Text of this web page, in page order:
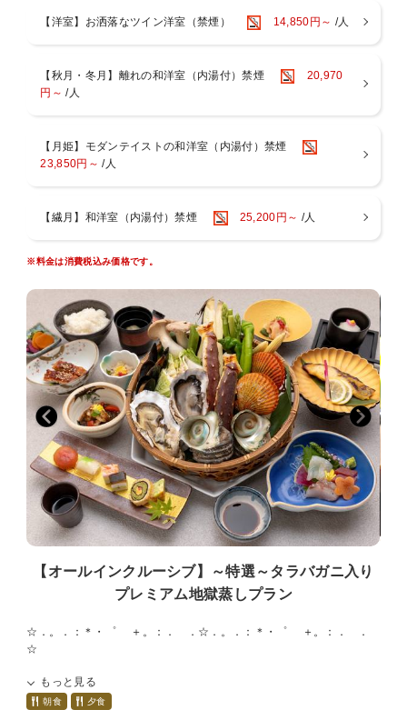
〇お食事は、お食事処個室でのお召し上がりとなります。
す。
〇お子様のお食事について
除いたミニ会席をご用意しております。
会席料理が苦手な小学生のお子様は、前日までにご連絡いただけれ
「食事あり」でご予約の幼児のお子様（未就学児）には、お子様ラ
・１階には男女別大浴場と露天風呂がございます。ご滞在中はいつ
でも入浴ＯＫ
・５つの貸切家族風呂をご利用いただけます！ご滞在中いつでもご
入浴いただけます
緑の湯：陶器風呂（半露天風呂）
葵の湯：一枚岩をくり貫いたお風呂（半露天風呂）
杏の湯：御影石のジャグジー風呂（内風呂）
菫の湯：寝湯（内風呂）
紅の湯：広々露天風呂
～夢月のイチ押しポイント～
湯上がりには、生ビール・ジュース・コーヒーを無料でお楽しみいた
だけます。
【洋室】お洒落なツイン洋室（禁煙） 14,850円～ /人
【秋月・冬月】離れの和洋室（内湯付）禁煙
20,970
円～ /人
【月姫】モダンテイストの和洋室（内湯付）禁煙
23,850円～ /人
【繊月】和洋室（内湯付）禁煙 25,200円～ /人
※料金は消費税込み価格です。
【オールインクルーシブ】～特選～タラバガニ入り
プレミアム地獄蒸しプラン
☆．。．：＊・゜ ゚＋。：．゚．☆．。．：＊・゜ ゚＋。：．゚．
☆
追加料金は発生しませんので、
大切な人へのプレゼント旅行にも最適です！
もっと見る
朝食 夕食